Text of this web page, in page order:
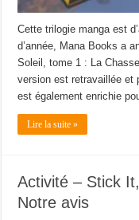
Cette trilogie manga est
d’année, Mana Books a
Soleil, tome 1 : La
version est retravaillée et
est également enrichie
Lire la suite »
Activité – Stick
Notre avis